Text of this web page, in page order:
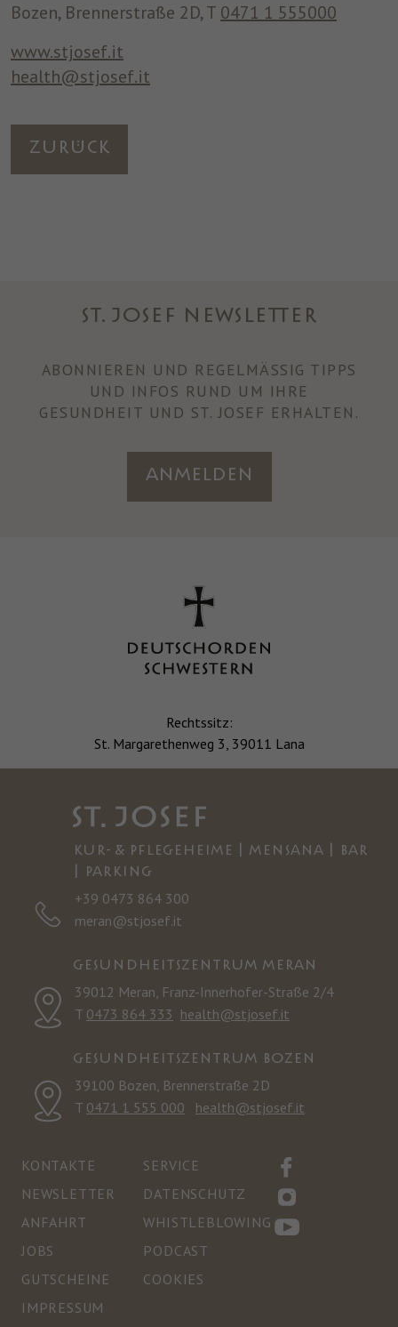
Bozen, Brennerstraße 2D, T 0471 1 555000
www.stjosef.it
health@stjosef.it
Zurück
ST. JOSEF NEWSLETTER
ABONNIEREN UND REGELMÄSSIG TIPPS U
ND INFOS RUND UM IHRE
GESUNDHEIT UND ST. JOSEF ERHALTEN.
Anmelden
Rechtssitz:
St. Margarethenweg 3, 39011 Lana
KUR- & PFLEGEHEIME | MENSANA | BAR
| PARKING
+39 0473 864 300
meran@stjosef.it
GESUNDHEITSZENTRUM MERAN
39012 Meran, Franz-Innerhofer-Straße 2/4
T 0473 864 333 health@stjosef.it
GESUNDHEITSZENTRUM BOZEN
39100 Bozen, Brennerstraße 2D
T 0471 1 555 000 health@stjosef.it
KONTAKTE
NEWSLETTER
ANFAHRT
JOBS
GUTSCHEINE
IMPRESSUM
SERVICE
DATENSCHUTZ
WHISTLEBLOWING
PODCAST
COOKIES